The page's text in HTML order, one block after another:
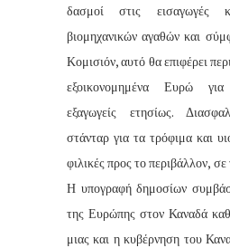
δασμοί στις εισαγωγές
βιομηχανικών αγαθών και
Κομισιόν, αυτό θα επιφέρει
εξοικονομημένα Ευρώ
εξαγωγείς ετησίως.
στάνταρ για τα τρόφιμα και
φιλικές προς το περιβάλλον, σε
Η υπογραφή δημοσίων
της Ευρώπης στον Καναδά
μιας και η κυβέρνηση του